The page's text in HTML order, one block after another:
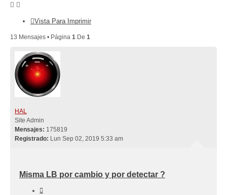
Vista Para Imprimir
13 Mensajes • Página 1 De 1
HAL
Site Admin
Mensajes: 175819
Registrado: Lun Sep 02, 2019 5:33 am
Misma LB por cambio y por detectar ?